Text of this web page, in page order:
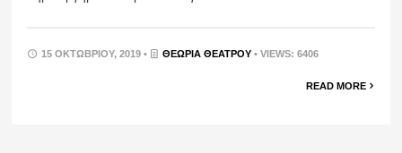
15 ΟΚΤΩΒΡΊΟΥ, 2019 • ΘΕΩΡΊΑ ΘΕΆΤΡΟΥ • VIEWS: 6406
READ MORE